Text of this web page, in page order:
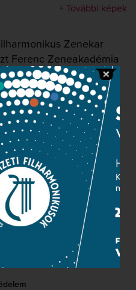
+ További képek
Zenekar
Ferenc Zeneakadémia
tanára.
adatok